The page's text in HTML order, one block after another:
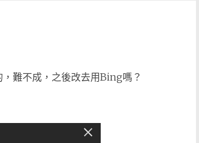
難不成，之後改去用Bing嗎？